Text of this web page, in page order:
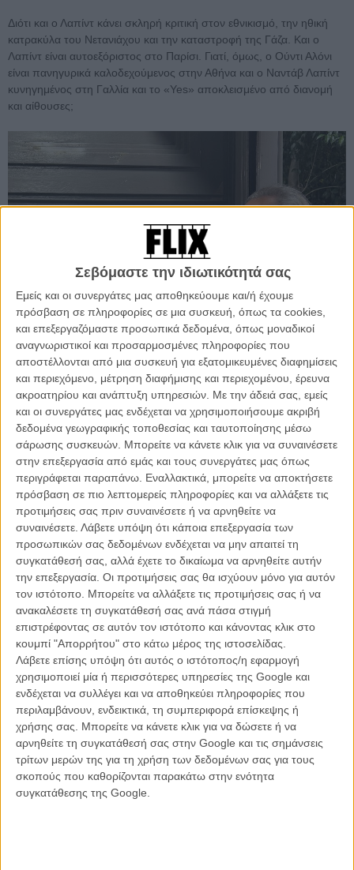
Σεβόμαστε την ιδιωτικότητά σας
Εμείς και οι συνεργάτες μας αποθηκεύουμε και/ή έχουμε
πρόσβαση σε πληροφορίες σε μια συσκευή, όπως τα cookies,
και επεξεργαζόμαστε προσωπικά δεδομένα, όπως μοναδικοί
αναγνωριστικοί και προσαρμοσμένες πληροφορίες που
αποστέλλονται από μια συσκευή για εξατομικευμένες διαφημίσεις
και περιεχόμενο, μέτρηση διαφήμισης και περιεχομένου, έρευνα
ακροατηρίου και ανάπτυξη υπηρεσιών. Με την άδειά σας, εμείς
και οι συνεργάτες μας ενδέχεται να χρησιμοποιήσουμε ακριβή
δεδομένα γεωγραφικής τοποθεσίας και ταυτοποίησης μέσω
σάρωσης συσκευών. Μπορείτε να κάνετε κλικ για να συναινέσετε
στην επεξεργασία από εμάς και τους συνεργάτες μας όπως
περιγράφεται παραπάνω. Εναλλακτικά, μπορείτε να αποκτήσετε
πρόσβαση σε πιο λεπτομερείς πληροφορίες και να αλλάξετε τις
προτιμήσεις σας πριν συναινέσετε ή να αρνηθείτε να
συναινέσετε. Λάβετε υπόψη ότι κάποια επεξεργασία των
προσωπικών σας δεδομένων ενδέχεται να μην απαιτεί τη
συγκατάθεσή σας, αλλά έχετε το δικαίωμα να αρνηθείτε αυτήν
την επεξεργασία. Οι προτιμήσεις σας θα ισχύουν μόνο για αυτόν
τον ιστότοπο. Μπορείτε να αλλάξετε τις προτιμήσεις σας ή να
ανακαλέσετε τη συγκατάθεσή σας ανά πάσα στιγμή
επιστρέφοντας σε αυτόν τον ιστότοπο και κάνοντας κλικ στο
κουμπί "Απορρήτου" στο κάτω μέρος της ιστοσελίδας.
Λάβετε επίσης υπόψη ότι αυτός ο ιστότοπος/η εφαρμογή
χρησιμοποιεί μία ή περισσότερες υπηρεσίες της Google και
ενδέχεται να συλλέγει και να αποθηκεύει πληροφορίες που
περιλαμβάνουν, ενδεικτικά, τη συμπεριφορά επίσκεψης ή
χρήσης σας. Μπορείτε να κάνετε κλικ για να δώσετε ή να
αρνηθείτε τη συγκατάθεσή σας στην Google και τις σημάνσεις
τρίτων μερών της για τη χρήση των δεδομένων σας για τους
σκοπούς που καθορίζονται παρακάτω στην ενότητα
συγκατάθεσης της Google.
Διότι και ο Λαπίντ κάνει σκληρή κριτική στον εθνικισμό, την ηθική
κατρακύλα του Νετανιάχου και την καταστροφή της Γάζα. Και ο
Λαπίντ είναι αυτοεξόριστος στο Παρίσι. Γιατί, όμως, ο Ούντι Αλόνι
είναι πανηγυρικά καλοδεχούμενος στην Αθήνα και ο Ναντάβ Λαπίντ
κυνηγημένος στη Γαλλία και το «Yes» αποκλεισμένο από διανομή
και αίθουσες;
Γιατί νιώσατε την ανάγκη να τονίσετε τον προσδιορισμό
«ριζοσπάστης» δίπλα στη λέξη «Εβραίος»; Για να ξεχωρίσετε
από ποιούς Εβραίους; Για να θυμήσετε ποιούς Εβραίους;
Λατρεύω το νόημα που δημιουργεί ο ελληνικός τίτλος, «Ενας
Ριζοσπάστης Εβραίος». Η λέξη «Εβραίος» ανακαλεί τη λέξη Ivri -
«Hebrew» στα αγγλικά - περισσότερο από τη λέξη «Jew»,
πηγαίνοντάς μας, δηλαδή, προς την εβραϊκή γλώσσα παρά προς τη
θρησκευτική ταυτότητα. Και Ivri δεν είναι μόνο η γλώσσα - είναι o
άνθρωπος, που έρχεται από πέρα, αυτός που διασχίζει ποτάμια,
αυτός που είναι μέσα μας και ταυτόχρονα έξω από μας.
Οσο για τη λέξη «Ριζοσπάστης», που βγαίνει από τη «ρίζα» και το
«σπάω», φέρει έναν αντίλαλο που τα αγγλικά χάνουν. Ο χωρισμός
από τη ρίζα είναι ταυτόχρονα πληγή και πηγή ανάπτυξης. Θυμίζει
μια Καμπαλιστική ιδέα ότι το Δέντρο της Ζωής και το Δέντρο της
Γνώσης μοιράζονται την ίδια ρίζα. Για μένα, ο ριζοσπάστης δεν είναι
κάποιος που αναζητά μια μοναδική απάντηση, αλλά κάποιος που
διατηρεί την πίστη του στη ρίζα και στην πληγή της, ενώ παράλληλα